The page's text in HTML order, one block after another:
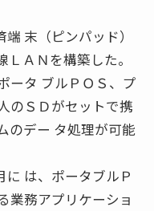
末（ピンパッド）
ＡＮを構築した。
ータ ブルＰＯＳ、プ
のＳＤがセットで携
のデー タ処理が可能
は、ポータブルＰ
業務アプリケーショ